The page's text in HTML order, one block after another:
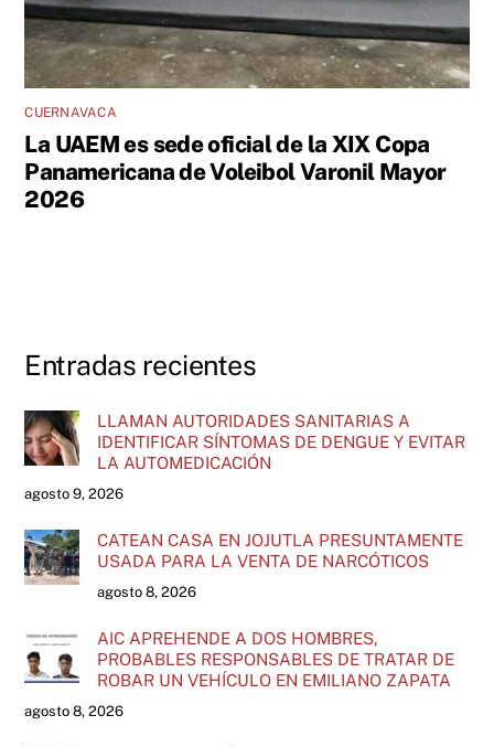
CUERNAVACA
La UAEM es sede oficial de la XIX Copa
Panamericana de Voleibol Varonil Mayor
2026
Entradas recientes
LLAMAN AUTORIDADES SANITARIAS A
IDENTIFICAR SÍNTOMAS DE DENGUE Y EVITAR
LA AUTOMEDICACIÓN
agosto 9, 2026
CATEAN CASA EN JOJUTLA PRESUNTAMENTE
USADA PARA LA VENTA DE NARCÓTICOS
agosto 8, 2026
AIC APREHENDE A DOS HOMBRES,
PROBABLES RESPONSABLES DE TRATAR DE
ROBAR UN VEHÍCULO EN EMILIANO ZAPATA
agosto 8, 2026